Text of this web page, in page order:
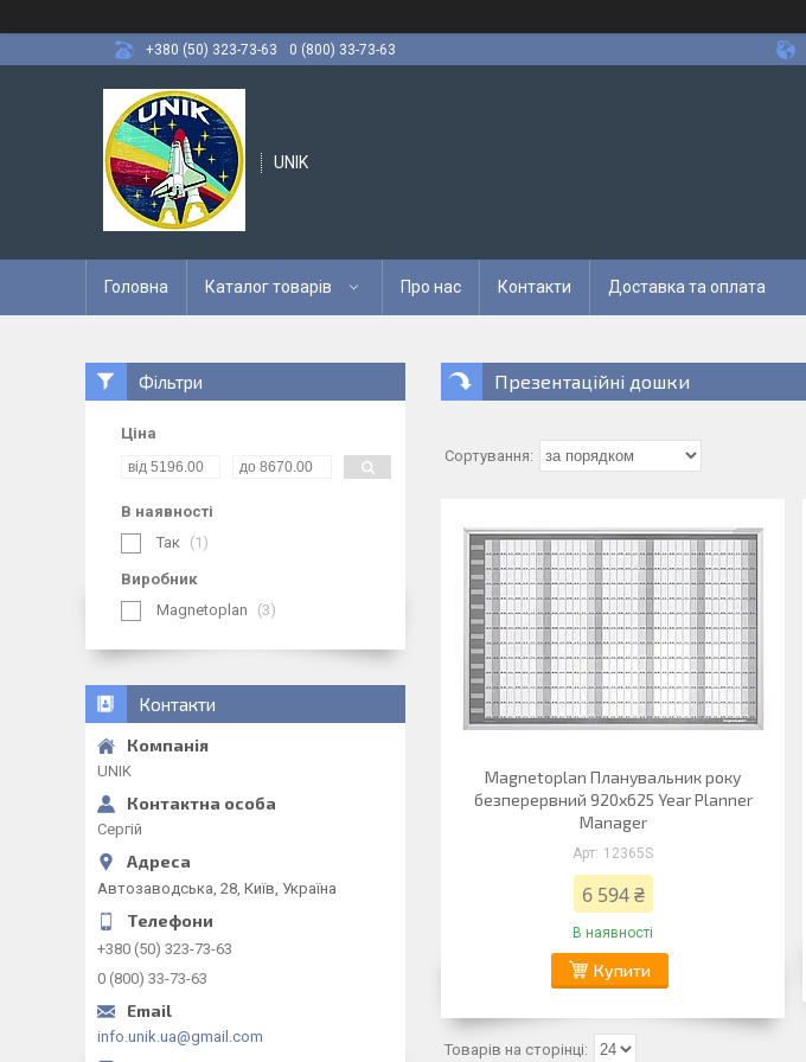
+380 (50) 323-73-63
0 (800) 33-73-63
UNIK
Головна Каталог товарів Про нас Контакти Доставка та оплата
Презентаційні дошки
Magnetoplan Планувальник року
безперервний 920x625 Year Planner
Manager
12365S
6 594 ₴
В наявності
Купити
Фільтри
Ціна
В наявності
Так
1
Виробник
Magnetoplan
3
Контакти
UNIK
Сергій
Автозаводська, 28, Київ, Україна
+380 (50) 323-73-63
0 (800) 33-73-63
info.unik.ua@gmail.com